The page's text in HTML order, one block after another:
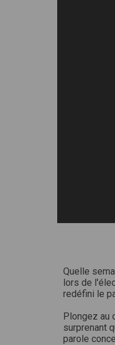
Quelle
lors de
redéfini le
Plongez au
surprenant
parole